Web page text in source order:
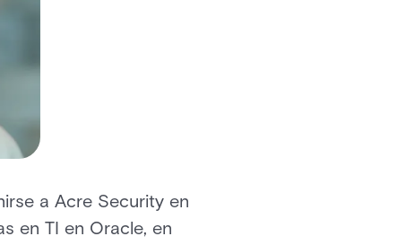
a Acre Security en
en TI en Oracle, en